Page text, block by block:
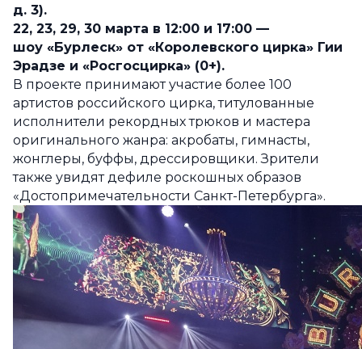
д. 3).
22, 23, 29, 30 марта в 12:00 и 17:00 —
шоу «Бурлеск» от «Королевского цирка» Гии
Эрадзе и «Росгосцирка» (0+).
В проекте принимают участие более 100
артистов российского цирка, титулованные
исполнители рекордных трюков и мастера
оригинального жанра: акробаты, гимнасты,
жонглеры, буффы, дрессировщики. Зрители
также увидят дефиле роскошных образов
«Достопримечательности Санкт-Петербурга».